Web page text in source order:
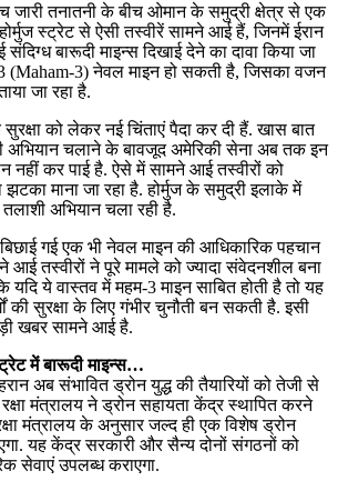
जारी तनातनी के बीच ओमान के समुद्री क्षेत्र से एक
स्ट्रेट से ऐसी तस्वीरें सामने आई हैं, जिनमें ईरान
संदिग्ध बारूदी माइन्स दिखाई देने का दावा किया जा
(Maham-3) नेवल माइन हो सकती है, जिसका वजन
जा रहा है.
को लेकर नई चिंताएं पैदा कर दी हैं. खास बात
अभियान चलाने के बावजूद अमेरिकी सेना अब तक इन
नहीं कर पाई है. ऐसे में सामने आई तस्वीरों को
माना जा रहा है. होर्मुज के समुद्री इलाके में
अभियान चला रही है.
बिछाई गई एक भी नेवल माइन की आधिकारिक पहचान
आई तस्वीरों ने पूरे मामले को ज्यादा संवेदनशील बना
यदि ये वास्तव में महम-3 माइन साबित होती है तो यह
की सुरक्षा के लिए गंभीर चुनौती बन सकती है. इसी
खबर सामने आई है.
में बारूदी माइन्स…
अब संभावित ड्रोन युद्ध की तैयारियों को तेजी से
मंत्रालय ने ड्रोन सहायता केंद्र स्थापित करने
मंत्रालय के अनुसार जल्द ही एक विशेष ड्रोन
यह केंद्र सरकारी और सैन्य दोनों संगठनों को
सेवाएं उपलब्ध कराएगा.